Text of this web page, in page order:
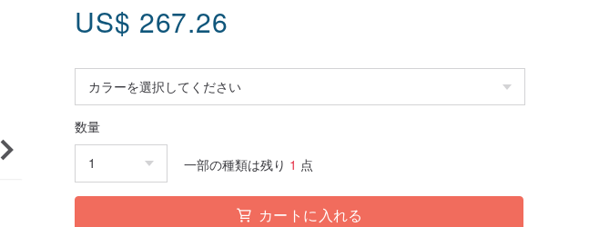
US$ 267.26
数量
一部の種類は残り 1 点
カートに入れる